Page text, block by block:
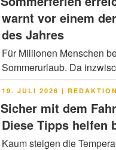
warnt vor einem
des Jahres
Für Millionen Menschen
Sommerurlaub. Da
VERÖFFENTLICHT
19. JULI 2026 |
Sicher mit dem
Diese Tipps helfen
Kaum steigen die